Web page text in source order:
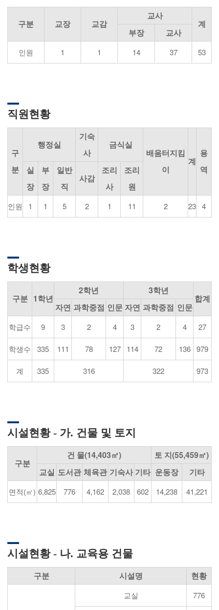
구분 교장 교감
교사
계
부장 교사
인원 1 1 14 37 53
직원현황
구
분
행정실
기숙
사
금식실
배움터지킴
이
계
용
역
실
장
부
장
일반
직
사감
조리
사
조리
원
인원 1 1 5 2 1 11 2 23 4
학생현황
구분 1학년
2학년 3학년
합계
자연 과학중점 인문 자연 과학중점 인문
학급수 9 3 2 4 3 2 4 27
학생수 335 111 78 127 114 72 136 979
계 335 316 322 973
시설현황 - 가. 건물 및 토지
구분
건 물(14,403㎡)
토 지(55,459㎡)
교실 도서관 체육관 기숙사 기타 운동장 기타
면적(㎡) 6,825 776 4,162 2,038 602 14,238 41,221
시설현황 - 나. 교육용 건물
구분 시설명 현황
교실 776